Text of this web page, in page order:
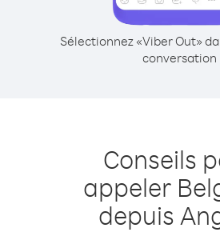
Sélectionnez «Viber Out»
conversation
Conseils
appeler
depuis